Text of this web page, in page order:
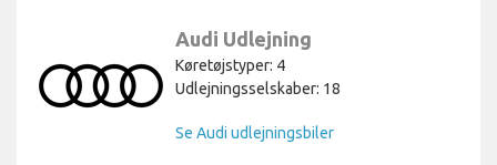
Audi Udlejning
Køretøjstyper: 4
Udlejningsselskaber: 18
Se Audi udlejningsbiler